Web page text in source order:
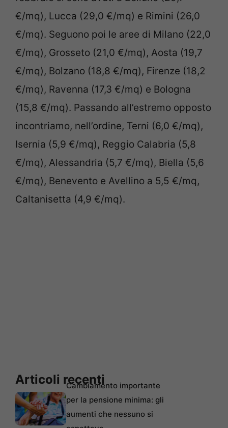
€/mq), Lucca (29,0 €/mq) e Rimini (26,0
€/mq). Seguono poi le aree di Milano (22,0
€/mq), Grosseto (21,0 €/mq), Aosta (19,7
€/mq), Bolzano (18,8 €/mq), Firenze (18,2
€/mq), Ravenna (17,3 €/mq) e Bologna
(15,8 €/mq). Passando all’estremo opposto
incontriamo, nell’ordine, Terni (6,0 €/mq),
Isernia (5,9 €/mq), Reggio Calabria (5,8
€/mq), Alessandria (5,7 €/mq), Biella (5,6
€/mq), Benevento e Avellino a 5,5 €/mq,
Caltanisetta (4,9 €/mq).
Articoli recentiCambiamento importante
per la pensione minima: gli
aumenti che nessuno si